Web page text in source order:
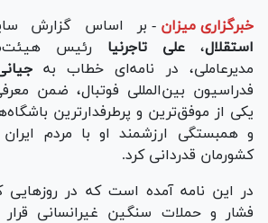
خبرگزاری میزان - بر اساس گزارش
استقلال، علی تاجرنیا رئیس
مدیرعاملی، در نامه‌ای خطاب به
فدراسیون بین‌المللی فوتبال، ضمن
یکی از موفق‌ترین و پرطرفدارترین
و همبستگی ارزشمند او با مردم
کشورمان قدردانی کرد.
در این نامه آمده است که در روز‌هایی
فشار و حملات سنگین غیرانسانی قرار